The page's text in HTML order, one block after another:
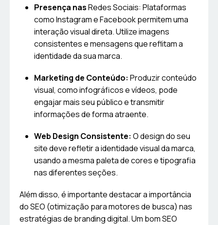
Presença nasRedes Sociais: Plataformas
como Instagram e Facebook permitem uma
interação visual direta. Utilize imagens
consistentes e mensagens que reflitam a
identidade da sua marca.
Marketing de Conteúdo: Produzir conteúdo
visual, como infográficos e vídeos, pode
engajar mais seu público e transmitir
informações de forma atraente.
Web Design Consistente: O design do seu
site deve refletir a identidade visual da marca,
usando a mesma paleta de cores e tipografia
nas diferentes seções.
Além disso, é importante destacar a importância
do SEO (otimização para motores de busca) nas
estratégias de branding digital. Um bom SEO